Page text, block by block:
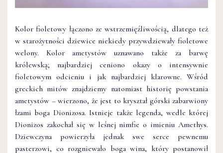
Kolor fioletowy łączono ze wstrzemięźliwością, dlatego też
w starożytności dziewice niekiedy przywdziewały fioletowe
welony. Kolor ametystów uznawano także za barwę
królewską; najbardziej ceniono okazy o intensywnie
fioletowym odcieniu i jak najbardziej klarowne. Wśród
greckich mitów znajdziemy natomiast historię powstania
ametystów – wierzono, że jest to kryształ górski zabarwiony
łzami boga Dionizosa. Istnieje także legenda, wedle której
Dionizos zakochał się w leśnej nimfie o imieniu Amethys.
Dziewczyna powierzyła jednak swe serce pewnemu
pasterzowi, co rozgniewało boga wina, który postanowił